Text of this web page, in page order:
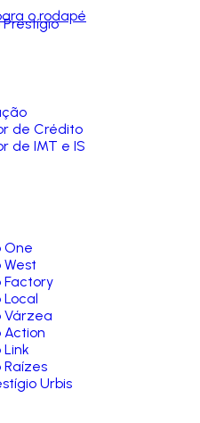
o rodapé
de Crédito
de IMT e IS
One
West
Factory
Local
Várzea
Action
Link
Raízes
Urbis